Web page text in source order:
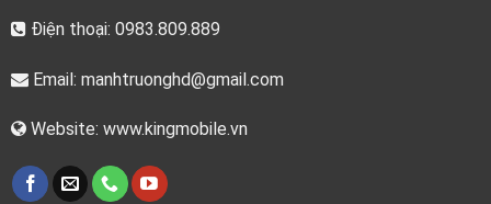
Điện thoại: 0983.809.889
Email: manhtruonghd@gmail.com
Website: www.kingmobile.vn